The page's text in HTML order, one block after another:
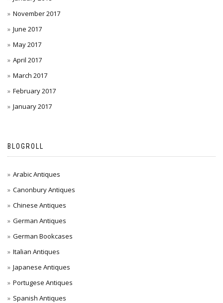
November 2017
June 2017
May 2017
April 2017
March 2017
February 2017
January 2017
BLOGROLL
Arabic Antiques
Canonbury Antiques
Chinese Antiques
German Antiques
German Bookcases
Italian Antiques
Japanese Antiques
Portugese Antiques
Spanish Antiques